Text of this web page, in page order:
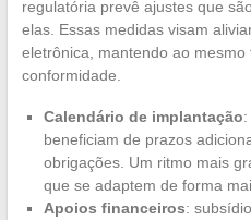
regulatória prevê ajustes que
elas. Essas medidas visam
eletrônica, mantendo ao mesmo
conformidade.
Calendário de implantação
beneficiam de prazos
obrigações. Um ritmo mais
que se adaptem de forma
Apoios financeiros: